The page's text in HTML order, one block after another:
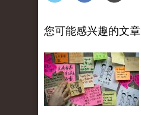
您可能感兴趣的文章